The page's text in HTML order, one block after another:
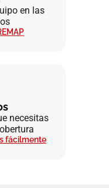
en las
necesitas
fácilmente